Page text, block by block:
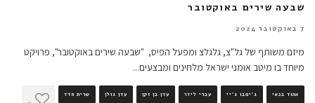
שבעה שירים באוקטובר
7 באוקטובר 2024
מיזם משותף של גל"צ, גלגלצ ומפעל הפיס, "שבעה שירים באוקטובר", פרויקט
מיוחד בו מיטב אומני ישראל מלחינים ומבצעים...
אהוד בנאי ג'ימבו ג'יי עברי לידר עדן בן זקן עדן גולן שרית חדד